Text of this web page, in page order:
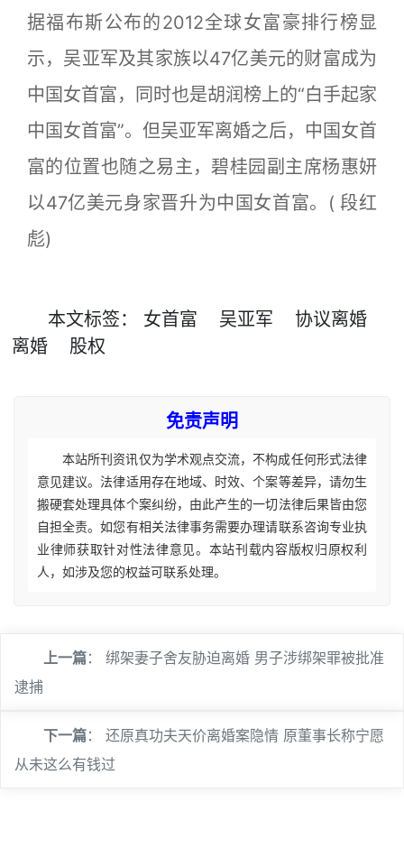
据福布斯公布的2012全球女富豪排行榜显
示，吴亚军及其家族以47亿美元的财富成为
中国女首富，同时也是胡润榜上的“白手起家
中国女首富”。但吴亚军离婚之后，中国女首
富的位置也随之易主，碧桂园副主席杨惠妍
以47亿美元身家晋升为中国女首富。( 段红
彪)
本文标签： 女首富 吴亚军
协议离婚
离婚
股权
免责声明
本站所刊资讯仅为学术观点交流，不构成任何形式法律
意见建议。法律适用存在地域、时效、个案等差异，请勿生
搬硬套处理具体个案纠纷，由此产生的一切法律后果皆由您
自担全责。如您有相关法律事务需要办理请联系咨询专业执
业律师获取针对性法律意见。本站刊载内容版权归原权利
人，如涉及您的权益可联系处理。
上一篇： 绑架妻子舍友胁迫离婚 男子涉绑架罪被批准
逮捕
下一篇： 还原真功夫天价离婚案隐情 原董事长称宁愿
从未这么有钱过